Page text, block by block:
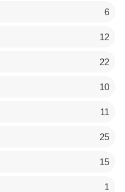
6
12
22
10
11
25
15
1